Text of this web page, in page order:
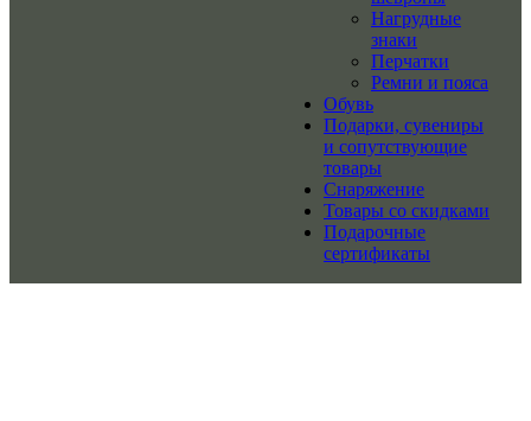
Нагрудные
знаки
Перчатки
Ремни и пояса
Обувь
Подарки, сувениры
и сопутствующие
товары
Снаряжение
Товары со скидками
Подарочные
сертификаты